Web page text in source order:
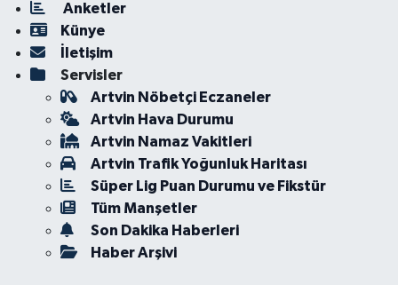
Anketler
Künye
İletişim
Servisler
Artvin Nöbetçi Eczaneler
Artvin Hava Durumu
Artvin Namaz Vakitleri
Artvin Trafik Yoğunluk Haritası
Süper Lig Puan Durumu ve Fikstür
Tüm Manşetler
Son Dakika Haberleri
Haber Arşivi